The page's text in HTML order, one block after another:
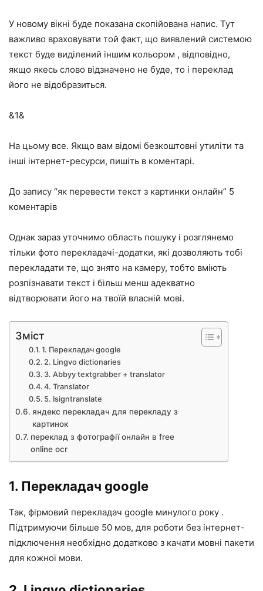
У новому вікні буде показана скопійована напис. Тут
важливо враховувати той факт, що виявлений системою
текст буде виділений іншим кольором , відповідно,
якщо якесь слово відзначено не буде, то і переклад
його не відобразиться.
&1&
На цьому все. Якщо вам відомі безкоштовні утиліти та
інші інтернет-ресурси, пишіть в коментарі.
До запису “як перевести текст з картинки онлайн” 5
коментарів
Однак зараз уточнимо область пошуку і розглянемо
тільки фото перекладачі-додатки, які дозволяють тобі
перекладати те, що знято на камеру, тобто вміють
розпізнавати текст і більш менш адекватно
відтворювати його на твоїй власній мові.
Зміст
1. Перекладач google
2. Lingvo dictionaries
3. Abbyy textgrabber + translator
4. Translator
5. Isigntranslate
яндекс перекладач для перекладу з
картинок
переклад з фотографії онлайн в free
online ocr
1. Перекладач google
Так, фірмовий перекладач google минулого року .
Підтримуючи більше 50 мов, для роботи без інтернет-
підключення необхідно додатково з качати мовні пакети
для кожної мови.